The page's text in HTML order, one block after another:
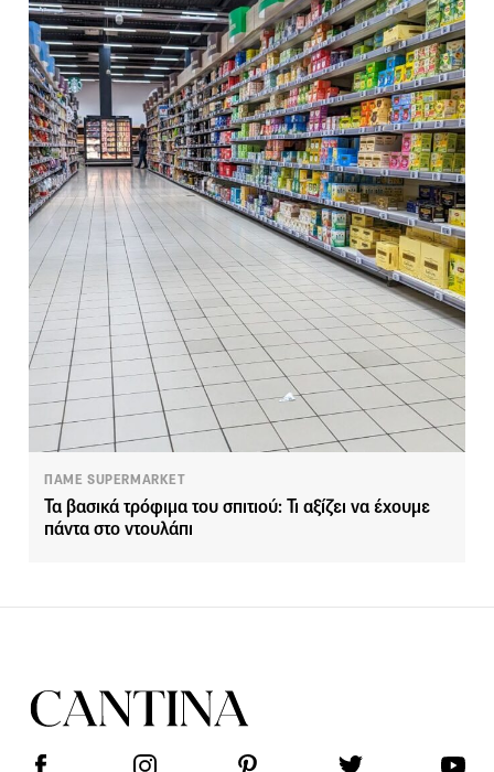
ΠΑΜΕ SUPERMARKET
Τα βασικά τρόφιμα του σπιτιού: Τι αξίζει να έχουμε
πάντα στο ντουλάπι